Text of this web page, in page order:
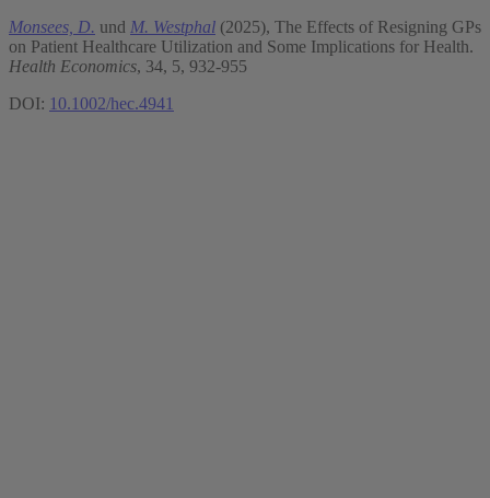
Monsees, D. und M. Westphal (2025), The Effects of Resigning GPs
on Patient Healthcare Utilization and Some Implications for Health.
Health Economics, 34, 5, 932-955
DOI: 10.1002/hec.4941